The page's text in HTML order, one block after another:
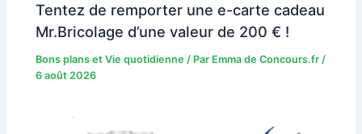
Tentez de remporter une e-carte cadeau
Mr.Bricolage d’une valeur de 200 € !
Bons plans et Vie quotidienne / Par Emma de Concours.fr/
6 août 2026